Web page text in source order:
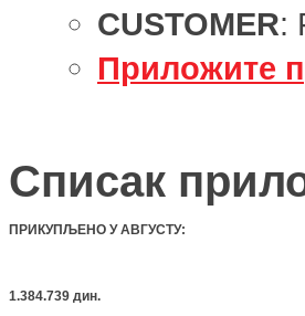
CUSTOMER:
Приложите
Списак
ПРИКУПЉЕНО У АВГУСТУ:
1.384.739 дин.